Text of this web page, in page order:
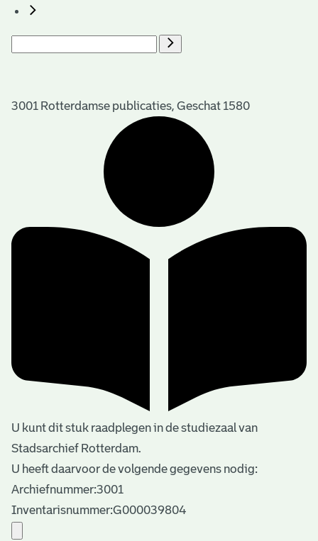
3001 Rotterdamse publicaties, Geschat 1580
U kunt dit stuk raadplegen in de studiezaal van
Stadsarchief Rotterdam.
U heeft daarvoor de volgende gegevens nodig:
Archiefnummer:3001
Inventarisnummer:G000039804